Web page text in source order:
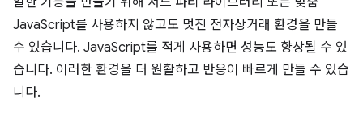
JavaScript를 사용하지 않고도 멋진 전자상거래 환경을 만들
수 있습니다. JavaScript를 적게 사용하면 성능도 향상될 수 있
습니다. 이러한 환경을 더 원활하고 반응이 빠르게 만들 수 있습
니다.